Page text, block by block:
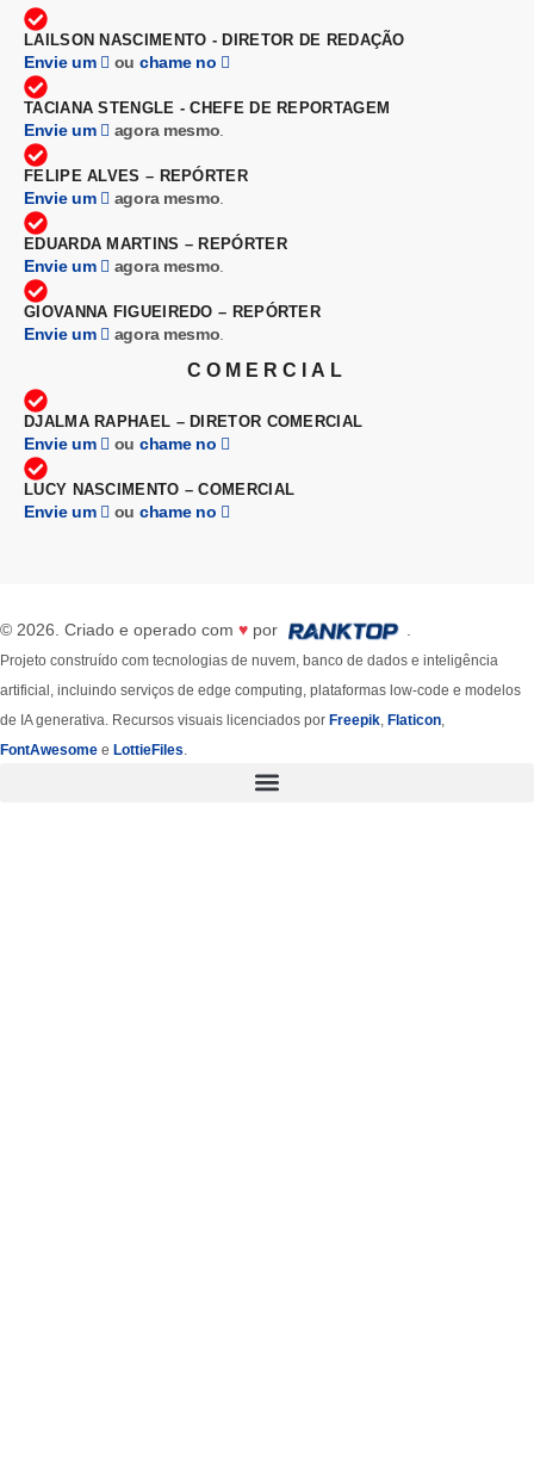
LAILSON NASCIMENTO - DIRETOR DE REDAÇÃO
Envie um ou chame no
TACIANA STENGLE - CHEFE DE REPORTAGEM
Envie um agora mesmo
FELIPE ALVES – REPÓRTER
Envie um agora mesmo
EDUARDA MARTINS – REPÓRTER
Envie um agora mesmo
GIOVANNA FIGUEIREDO – REPÓRTER
Envie um agora mesmo
COMERCIAL
DJALMA RAPHAEL – DIRETOR COMERCIAL
Envie um ou chame no
LUCY NASCIMENTO – COMERCIAL
Envie um ou chame no
© 2026. Criado e operado com ♥ por
Projeto construído com tecnologias de nuvem, banco de dados e inteligência
artificial, incluindo serviços de edge computing, plataformas low-code e modelos
de IA generativa. Recursos visuais licenciados por Freepik Flaticon
FontAwesome e LottieFiles